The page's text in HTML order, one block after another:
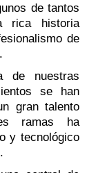
de tantos
rica historia
de
de nuestras
se han
gran talento
ramas ha
y tecnológico